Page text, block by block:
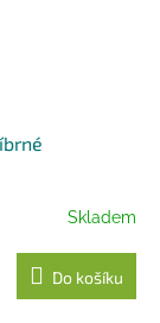
Skladem
Do košíku